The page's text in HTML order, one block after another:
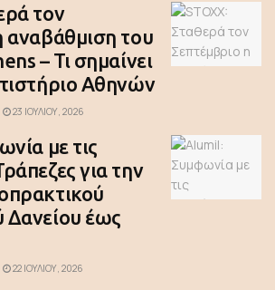
τον
αναβάθμιση του
– Τι σημαίνει
Αθηνών
23 ΙΟΥΛΊΟΥ, 2026
με τις
για την
Δανείου έως
22 ΙΟΥΛΊΟΥ, 2026